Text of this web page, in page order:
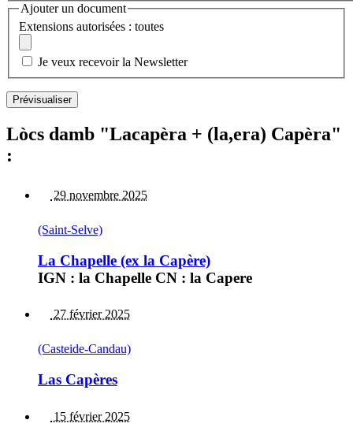
Ajouter un document
Extensions autorisées : toutes
Je veux recevoir la Newsletter
Lòcs damb "Lacapèra + (la,era) Capèra"
:
29 novembre 2025
(Saint-Selve)
La Chapelle (ex la Capère)
IGN : la Chapelle CN : la Capere
27 février 2025
(Casteide-Candau)
Las Capères
15 février 2025